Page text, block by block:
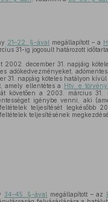
21–22. §-ával megállapított – a
31-ig jogosult határozott
2002. december 31. napjáig
adókedvezményeket,
31. napjáig köteles hatályon
amely ellentétes a Htv. e
követően a 2003. március 31.
igénybe venni, aki
teljesítését legkésőbb
teljesítésének
34–45. §-ával megállapított – az